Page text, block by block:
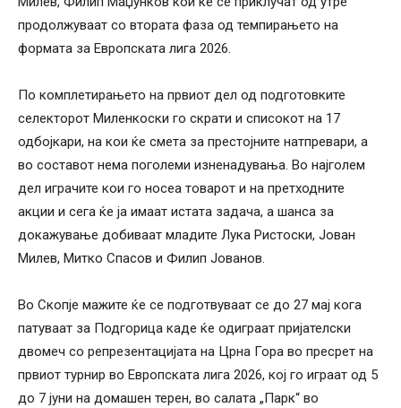
продолжуваат со втората фаза од темпирањето на
формата за Европската лига 2026.
По комплетирањето на првиот дел од подготовките
селекторот Миленкоски го скрати и списокот на 17
одбојкари, на кои ќе смета за престојните натпревари, а
во составот нема поголеми изненадувања. Во најголем
дел играчите кои го носеа товарот и на претходните
акции и сега ќе ја имаат истата задача, а шанса за
докажување добиваат младите Лука Ристоски, Јован
Милев, Митко Спасов и Филип Јованов.
Во Скопје мажите ќе се подготвуваат се до 27 мај кога
патуваат за Подгорица каде ќе одиграат пријателски
двомеч со репрезентацијата на Црна Гора во пресрет на
првиот турнир во Европската лига 2026, кој го играат од 5
до 7 јуни на домашен терен, во салата „Парк“ во